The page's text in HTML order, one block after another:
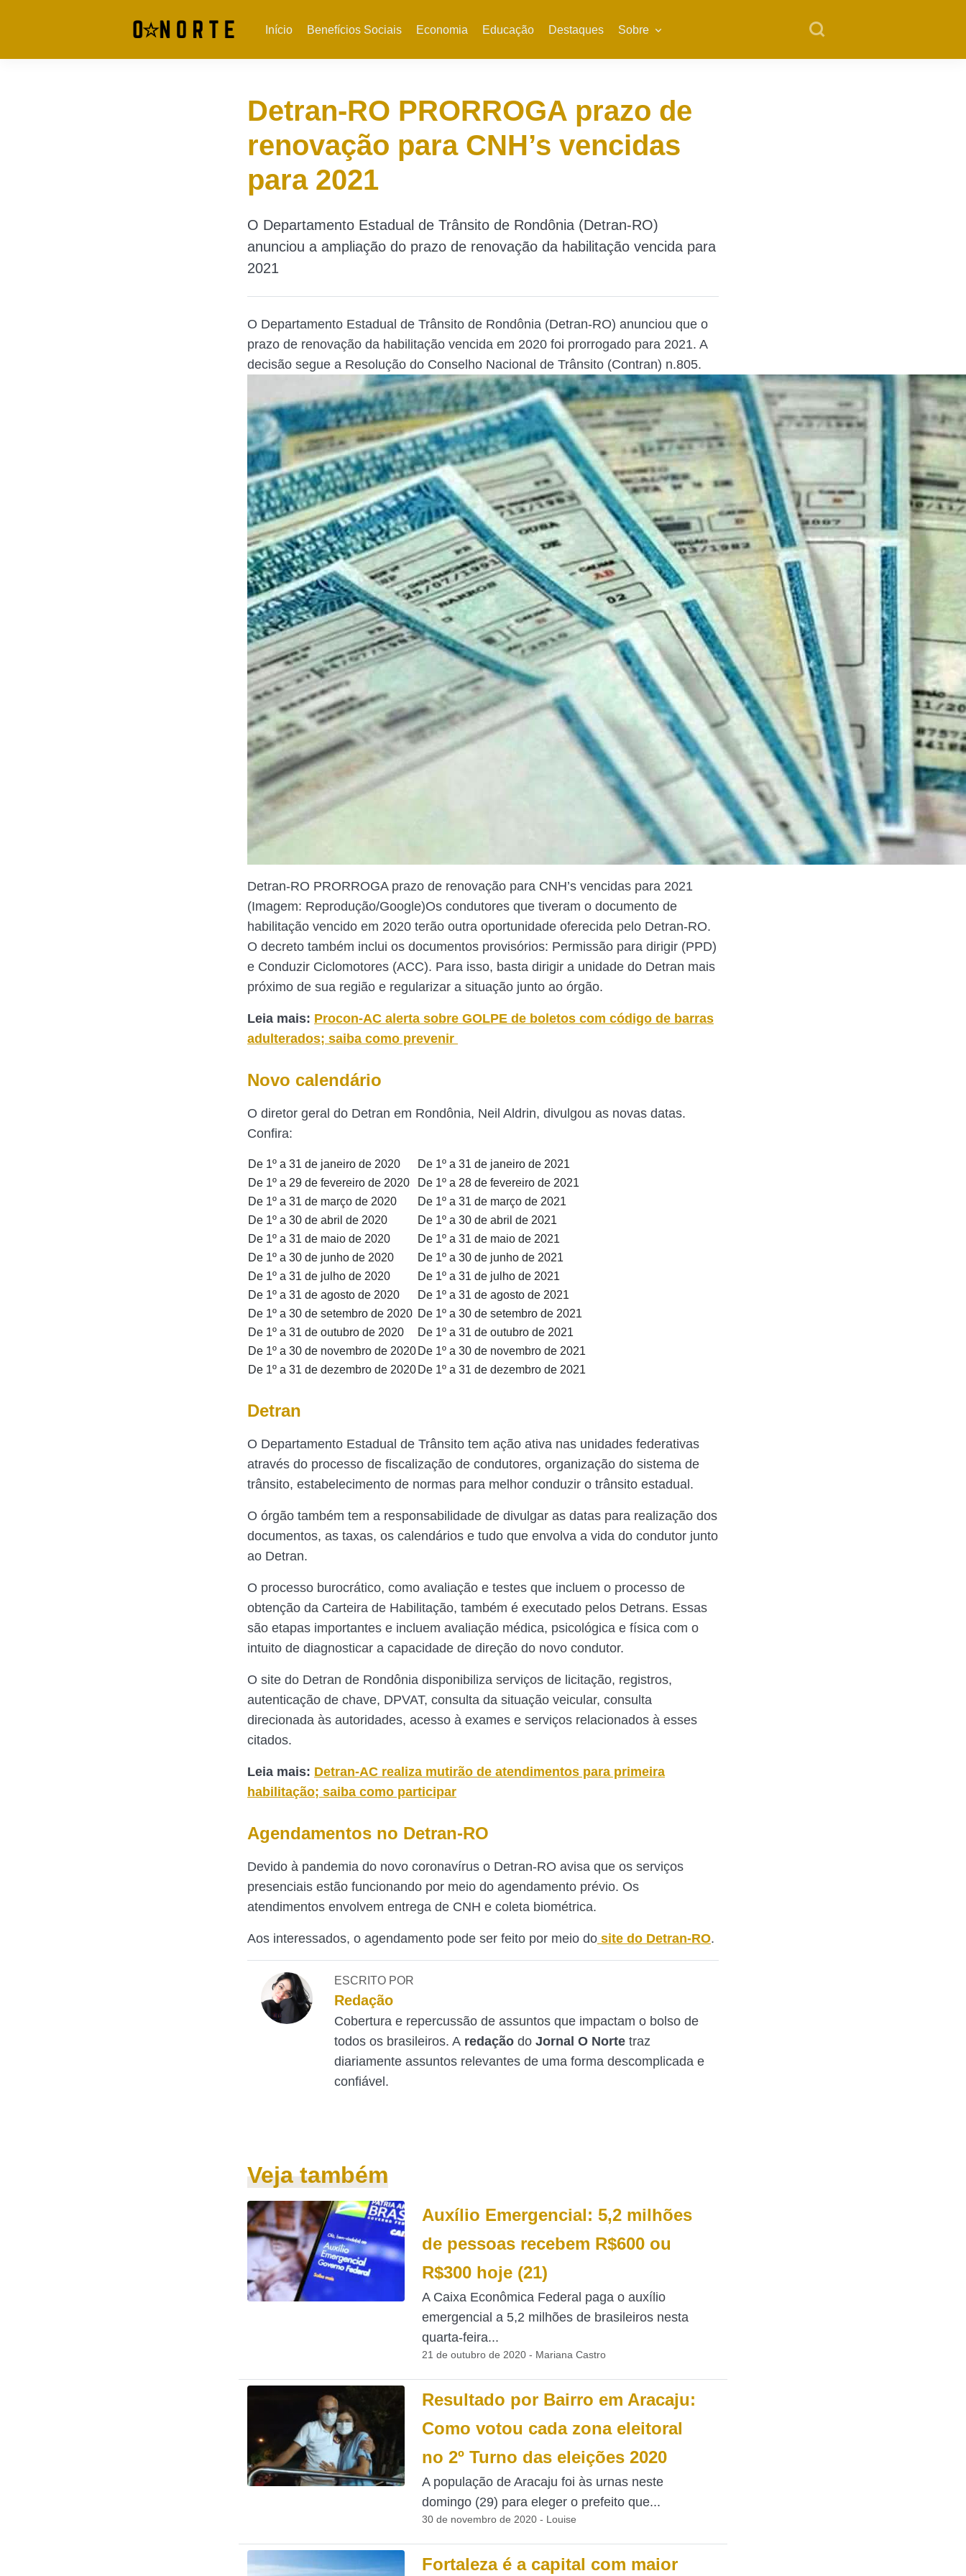
Início Benefícios Sociais Economia Educação Destaques Sobre
Detran-RO PRORROGA prazo de
renovação para CNH’s vencidas
para 2021
O Departamento Estadual de Trânsito de Rondônia (Detran-RO)
anunciou a ampliação do prazo de renovação da habilitação vencida para
2021
O Departamento Estadual de Trânsito de Rondônia (Detran-RO) anunciou que o
prazo de renovação da habilitação vencida em 2020 foi prorrogado para 2021. A
decisão segue a Resolução do Conselho Nacional de Trânsito (Contran) n.805.
Detran-RO PRORROGA prazo de renovação para CNH’s vencidas para 2021
(Imagem: Reprodução/Google)Os condutores que tiveram o documento de
habilitação vencido em 2020 terão outra oportunidade oferecida pelo Detran-RO.
O decreto também inclui os documentos provisórios: Permissão para dirigir (PPD)
e Conduzir Ciclomotores (ACC). Para isso, basta dirigir a unidade do Detran mais
próximo de sua região e regularizar a situação junto ao órgão.
Leia mais: Procon-AC alerta sobre GOLPE de boletos com código de barras
adulterados; saiba como prevenir
Novo calendário
O diretor geral do Detran em Rondônia, Neil Aldrin, divulgou as novas datas.
Confira:
De 1º a 31 de janeiro de 2020
De 1º a 31 de janeiro de 2021
De 1º a 29 de fevereiro de 2020
De 1º a 28 de fevereiro de 2021
De 1º a 31 de março de 2020
De 1º a 31 de março de 2021
De 1º a 30 de abril de 2020
De 1º a 30 de abril de 2021
De 1º a 31 de maio de 2020
De 1º a 31 de maio de 2021
De 1º a 30 de junho de 2020
De 1º a 30 de junho de 2021
De 1º a 31 de julho de 2020
De 1º a 31 de julho de 2021
De 1º a 31 de agosto de 2020
De 1º a 31 de agosto de 2021
De 1º a 30 de setembro de 2020 De 1º a 30 de setembro de 2021
De 1º a 31 de outubro de 2020
De 1º a 31 de outubro de 2021
De 1º a 30 de novembro de 2020 De 1º a 30 de novembro de 2021
De 1º a 31 de dezembro de 2020 De 1º a 31 de dezembro de 2021
Detran
O Departamento Estadual de Trânsito tem ação ativa nas unidades federativas
através do processo de fiscalização de condutores, organização do sistema de
trânsito, estabelecimento de normas para melhor conduzir o trânsito estadual.
O órgão também tem a responsabilidade de divulgar as datas para realização dos
documentos, as taxas, os calendários e tudo que envolva a vida do condutor junto
ao Detran.
O processo burocrático, como avaliação e testes que incluem o processo de
obtenção da Carteira de Habilitação, também é executado pelos Detrans. Essas
são etapas importantes e incluem avaliação médica, psicológica e física com o
intuito de diagnosticar a capacidade de direção do novo condutor.
O site do Detran de Rondônia disponibiliza serviços de licitação, registros,
autenticação de chave, DPVAT, consulta da situação veicular, consulta
direcionada às autoridades, acesso à exames e serviços relacionados à esses
citados.
Leia mais: Detran-AC realiza mutirão de atendimentos para primeira
habilitação; saiba como participar
Agendamentos no Detran-RO
Devido à pandemia do novo coronavírus o Detran-RO avisa que os serviços
presenciais estão funcionando por meio do agendamento prévio. Os
atendimentos envolvem entrega de CNH e coleta biométrica.
Aos interessados, o agendamento pode ser feito por meio do site do Detran-RO.
ESCRITO POR
Redação
Cobertura e repercussão de assuntos que impactam o bolso de
todos os brasileiros. A redaçãodoJornal O Nortetraz
diariamente assuntos relevantes de uma forma descomplicada e
confiável.
Veja também
Auxílio Emergencial: 5,2 milhões
de pessoas recebem R$600 ou
R$300 hoje (21)
A Caixa Econômica Federal paga o auxílio
emergencial a 5,2 milhões de brasileiros nesta
quarta-feira...
21 de outubro de 2020 - Mariana Castro
Resultado por Bairro em Aracaju:
Como votou cada zona eleitoral
no 2º Turno das eleições 2020
A população de Aracaju foi às urnas neste
domingo (29) para eleger o prefeito que...
30 de novembro de 2020 - Louise
Fortaleza é a capital com maior